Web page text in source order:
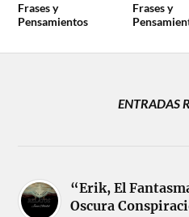
Frases y
Pensamientos
Frases y
ENTRADAS
“Erik, El
Oscura